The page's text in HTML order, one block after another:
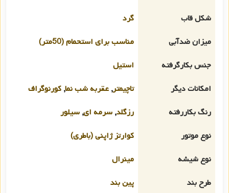
شکل قاب
گرد
میزان ضدآبی
مناسب برای استحمام (50متر)
جنس بکارگرفته
استیل
امکانات دیگر
تاچیمتر, عقربه شب نما, کورنوگراف
رنگ بکاررفته
رزگلد, سرمه ای, سیلور
نوع موتور
کوارتز ژاپنی (باطری)
نوع شیشه
مینرال
طرح بند
پین بند